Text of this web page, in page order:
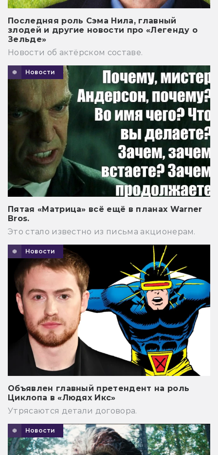
Последняя роль Сэма Нила, главный
злодей и другие новости про «Легенду о
Зельде»
Новости об актёрском составе.
Новости
Пятая «Матрица» всё ещё в планах Warner
Bros.
Это стало известно из письма акционерам.
Новости
Объявлен главный претендент на роль
Циклопа в «Людях Икс»
Утрясаются детали договора.
Новости